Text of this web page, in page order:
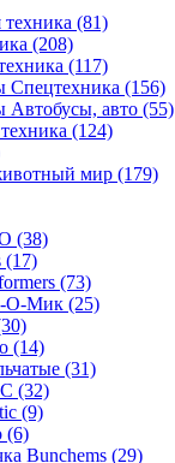
техника (81)
(208)
(117)
Спецтехника (156)
Автобусы, авто (55)
(124)
мир (179)
(38)
(17)
(73)
О-Мик (25)
(14)
(31)
(32)
(9)
(6)
Bunchems (29)